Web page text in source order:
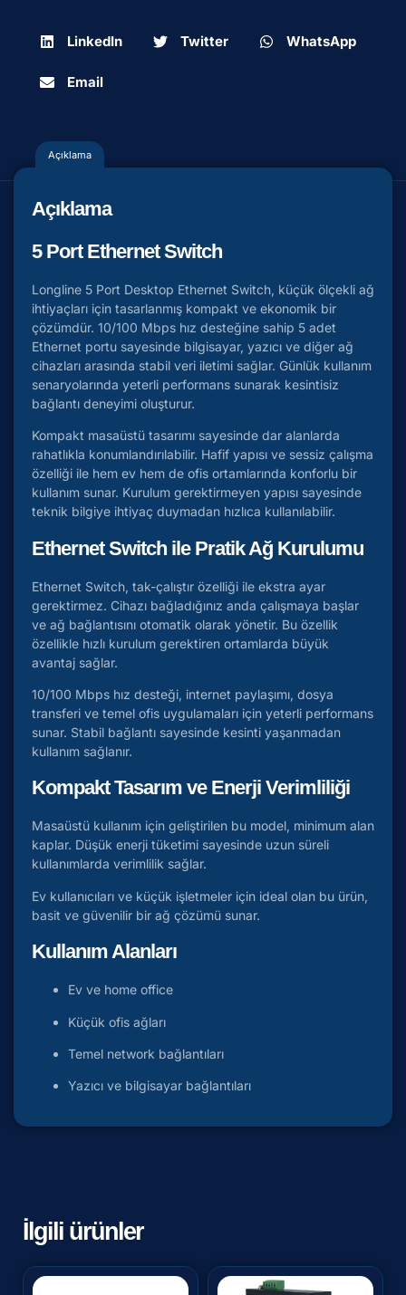
LinkedIn Twitter WhatsApp
Email
Açıklama
Açıklama
5 Port Ethernet Switch
Longline 5 Port Desktop Ethernet Switch, küçük ölçekli ağ
ihtiyaçları için tasarlanmış kompakt ve ekonomik bir
çözümdür. 10/100 Mbps hız desteğine sahip 5 adet
Ethernet portu sayesinde bilgisayar, yazıcı ve diğer ağ
cihazları arasında stabil veri iletimi sağlar. Günlük kullanım
senaryolarında yeterli performans sunarak kesintisiz
bağlantı deneyimi oluşturur.
Kompakt masaüstü tasarımı sayesinde dar alanlarda
rahatlıkla konumlandırılabilir. Hafif yapısı ve sessiz çalışma
özelliği ile hem ev hem de ofis ortamlarında konforlu bir
kullanım sunar. Kurulum gerektirmeyen yapısı sayesinde
teknik bilgiye ihtiyaç duymadan hızlıca kullanılabilir.
Ethernet Switch ile Pratik Ağ Kurulumu
Ethernet Switch, tak-çalıştır özelliği ile ekstra ayar
gerektirmez. Cihazı bağladığınız anda çalışmaya başlar
ve ağ bağlantısını otomatik olarak yönetir. Bu özellik
özellikle hızlı kurulum gerektiren ortamlarda büyük
avantaj sağlar.
10/100 Mbps hız desteği, internet paylaşımı, dosya
transferi ve temel ofis uygulamaları için yeterli performans
sunar. Stabil bağlantı sayesinde kesinti yaşanmadan
kullanım sağlanır.
Kompakt Tasarım ve Enerji Verimliliği
Masaüstü kullanım için geliştirilen bu model, minimum alan
kaplar. Düşük enerji tüketimi sayesinde uzun süreli
kullanımlarda verimlilik sağlar.
Ev kullanıcıları ve küçük işletmeler için ideal olan bu ürün,
basit ve güvenilir bir ağ çözümü sunar.
Kullanım Alanları
Ev ve home office
Küçük ofis ağları
Temel network bağlantıları
Yazıcı ve bilgisayar bağlantıları
İlgili ürünler